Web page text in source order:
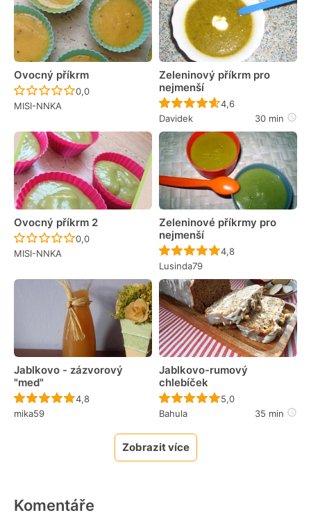
Ovocný příkrm
Recept ještě nebyl hodnocen
0,0
MISI-NNKA
Zeleninový příkrm pro
nejmenší
Recept ještě nebyl
4,6
Davidek
30 min
Ovocný příkrm 2
Recept ještě nebyl hodnocen
0,0
MISI-NNKA
Zeleninové příkrmy pro
nejmenší
Recept ještě nebyl
4,8
Lusinda79
Jablkovo - zázvorový
"med"
Recept ještě nebyl hodnocen
4,8
mika59
Jablkovo-rumový
chlebíček
Recept ještě nebyl
5,0
Bahula
35 min
Zobrazit více
Komentáře